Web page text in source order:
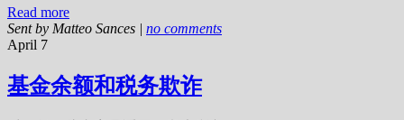
Read more
Sent by Matteo Sances | no comments
April 7
基金余额和税务欺诈